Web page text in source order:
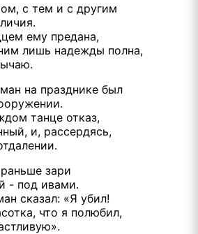
с тем и с другим
ему предана,
лишь надежды полна,
на празднике был
танце отказ,
и, рассердясь,
зари
- под ивами.
сказал: «Я убил!
что я полюбил,